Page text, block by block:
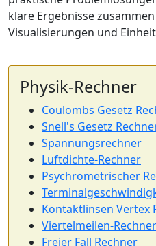
klare Ergebnisse
Visualisierungen und
Physik-Rechner
Coulombs Gesetz
Snell's Gesetz
Spannungsrechner
Luftdichte-Rechner
Psychrometrischer
Kontaktlinsen Vertex
Viertelmeilen-Rechner
Freier Fall Rechner